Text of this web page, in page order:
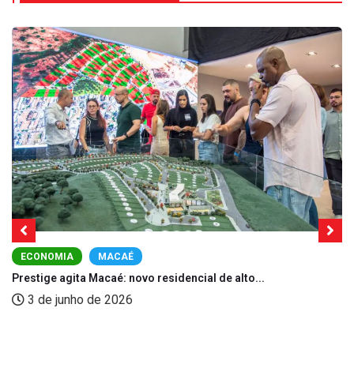
ECONOMIA MACAÉ
Prestige agita Macaé: novo residencial de alto...
3 de junho de 2026